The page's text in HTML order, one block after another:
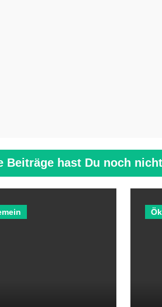
Beiträge hast Du noch